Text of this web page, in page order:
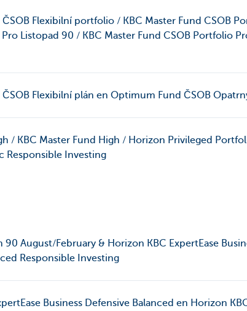
Flexibilní portfolio / KBC Master Fund CSOB
Listopad 90 / KBC Master Fund CSOB Portfolio
Flexibilní plán en Optimum Fund ČSOB
/ KBC Master Fund High / Horizon Privileged
Responsible Investing
90 August/February & Horizon KBC ExpertEase
Responsible Investing
Business Defensive Balanced en Horizon